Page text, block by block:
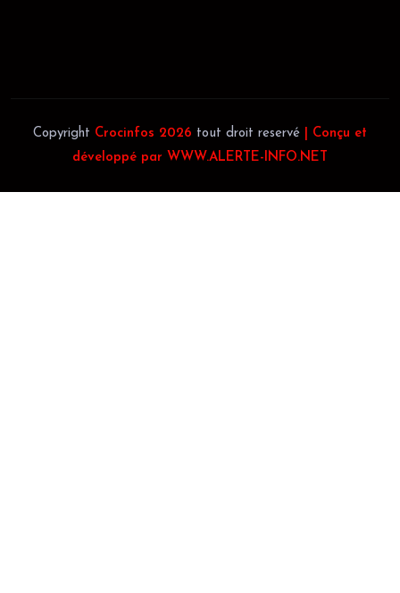
Copyright Crocinfos 2026 tout droit reservé
| Conçu et
développé par WWW.ALERTE-INFO.NET